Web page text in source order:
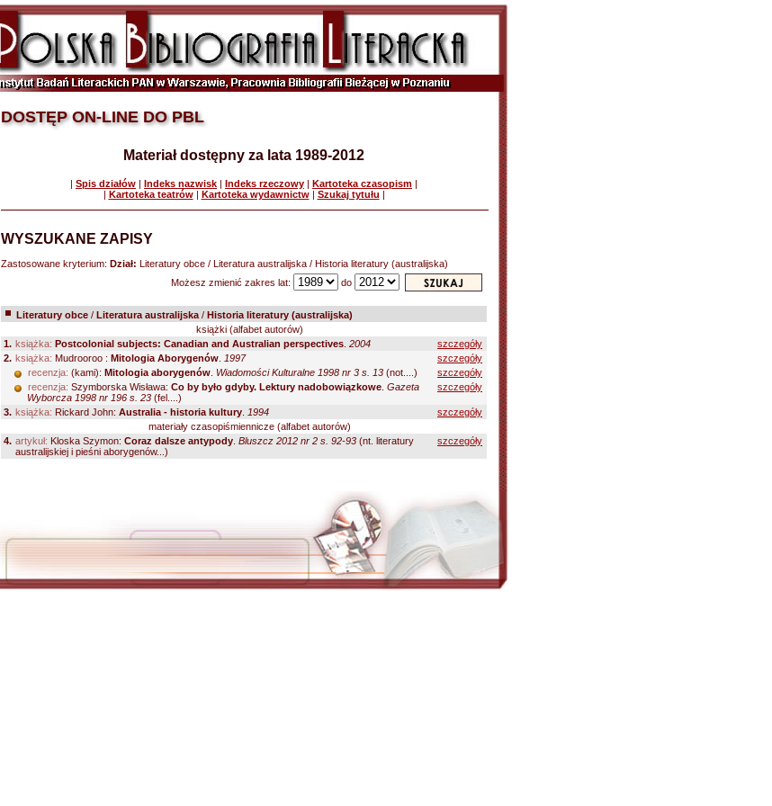
DOSTĘP ON-LINE DO PBL
Materiał dostępny za lata 1989-2012
| Spis działów | Indeks nazwisk | Indeks rzeczowy | Kartoteka czasopism |
| Kartoteka teatrów| Kartoteka wydawnictw| Szukaj tytułu |
WYSZUKANE ZAPISY
Zastosowane kryterium: Dział: Literatury obce / Literatura australijska / Historia literatury (australijska)
Możesz zmienić zakres lat:
do
Literatury obce / Literatura australijska / Historia literatury (australijska)
książki (alfabet autorów)
1. książka: Postcolonial subjects: Canadian and Australian perspectives 2004
szczegóły
2. książka: Mudrooroo : Mitologia Aborygenów 1997
szczegóły
recenzja: (kami): Mitologia aborygenów Wiadomości Kulturalne 1998 nr 3 s. 13 (not....)
szczegóły
recenzja: Szymborska Wisława: Co by było gdyby. Lektury nadobowiązkowe Gazeta
Wyborcza 1998 nr 196 s. 23 (fel....)
szczegóły
3. książka: Rickard John: Australia - historia kultury 1994
szczegóły
materiały czasopiśmiennicze (alfabet autorów)
4. artykuł: Kloska Szymon: Coraz dalsze antypody Bluszcz 2012 nr 2 s. 92-93 (nt. literatury
australijskiej i pieśni aborygenów...)
szczegóły